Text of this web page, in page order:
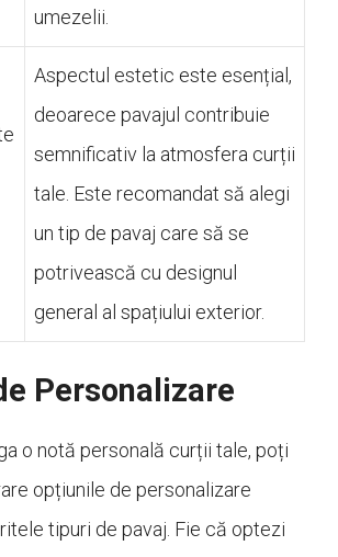
umezelii.
Aspectul estetic este esențial,
deoarece pavajul contribuie
semnificativ la atmosfera curții
tale. Este recomandat să alegi
un tip de pavaj care să se
potrivească cu designul
general al spațiului exterior.
Personalizare
o notă personală curții tale, poți
opțiunile de personalizare
tipuri de pavaj. Fie că optezi